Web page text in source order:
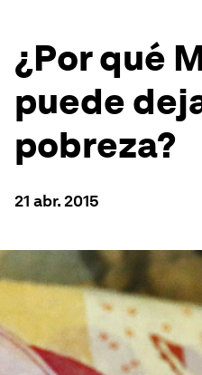
¿Por qué
puede
pobreza?
21 abr. 2015